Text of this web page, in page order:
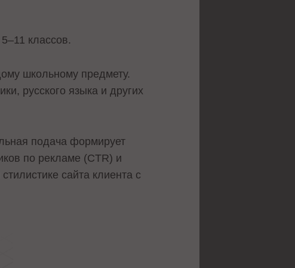
классов.
школьному предмету.
русского языка и других
подача формирует
по рекламе (CTR) и
сайта клиента с